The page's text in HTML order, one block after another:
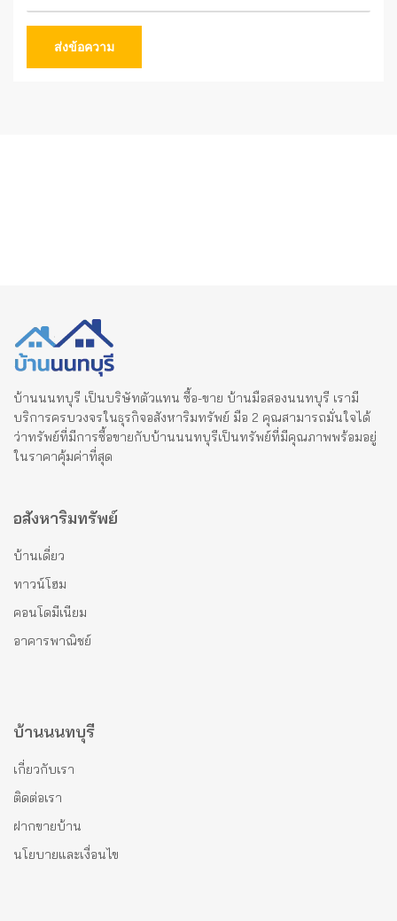
ส่งข้อความ
บ้านนนทบุรี เป็นบริษัทตัวแทน ซื้อ-ขาย บ้านมือสองนนทบุรี เรามี
บริการครบวงจรในธุรกิจอสังหาริมทรัพย์ มือ 2 คุณสามารถมั่นใจได้
ว่าทรัพย์ที่มีการซื้อขายกับบ้านนนทบุรีเป็นทรัพย์ที่มีคุณภาพพร้อมอยู่
ในราคาคุ้มค่าที่สุด
อสังหาริมทรัพย์
บ้านเดี่ยว
ทาวน์โฮม
คอนโดมีเนียม
อาคารพาณิชย์
บ้านนนทบุรี
เกี่ยวกับเรา
ติดต่อเรา
ฝากขายบ้าน
นโยบายและเงื่อนไข